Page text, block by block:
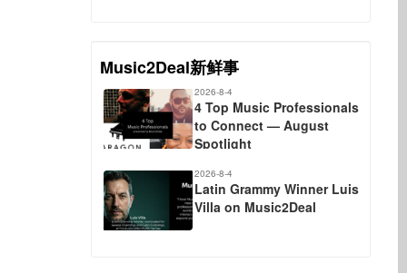
Music2Deal新鲜事
2026-8-4
4 Top Music Professionals
to Connect — August
Spotlight
2026-8-4
Latin Grammy Winner Luis
Villa on Music2Deal